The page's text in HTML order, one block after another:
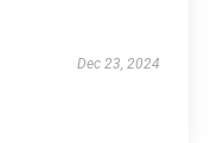
Dec 23, 2024